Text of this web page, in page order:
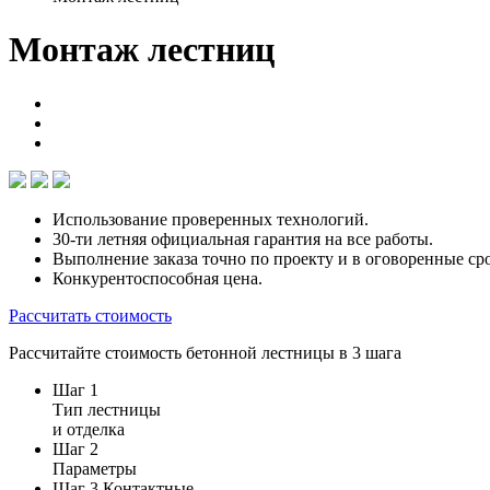
Монтаж лестниц
Использование проверенных технологий.
30-ти летняя официальная гарантия на все работы.
Выполнение заказа точно по проекту и в оговоренные
Конкурентоспособная цена.
Рассчитать стоимость
Рассчитайте стоимость бетонной лестницы в 3 шага
Шаг 1
Тип лестницы
и отделка
Шаг 2
Параметры